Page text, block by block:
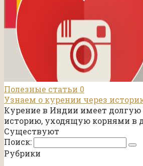
Полезные статьи 0
Узнаем о курении через
Курение в Индии имеет долгую
историю, уходящую корнями в
Существуют
Поиск:
Рубрики